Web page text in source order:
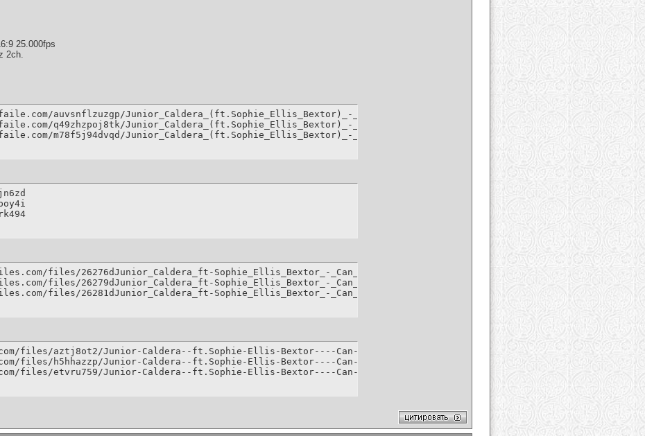
25.000fps
2ch.
auvsnflzuzgp/Junior_Caldera_(ft.Sophie_Ellis_Bextor)_-_Can't_Fight_This_Feeling_(2011)_HDTV.part1.rar.html
q49zhzpoj8tk/Junior_Caldera_(ft.Sophie_Ellis_Bextor)_-_Can't_Fight_This_Feeling_(2011)_HDTV.part2.rar.html
m78f5j94dvqd/Junior_Caldera_(ft.Sophie_Ellis_Bextor)_-_Can't_Fight_This_Feeling_(2011)_HDTV.part3.rar.html
files/26276dJunior_Caldera_ft-Sophie_Ellis_Bextor_-_Can_t_Fight_This_Feeling_2011_HDTV-part1-rar
files/26279dJunior_Caldera_ft-Sophie_Ellis_Bextor_-_Can_t_Fight_This_Feeling_2011_HDTV-part2-rar
files/26281dJunior_Caldera_ft-Sophie_Ellis_Bextor_-_Can_t_Fight_This_Feeling_2011_HDTV-part3-rar
files/aztj8ot2/Junior-Caldera--ft.Sophie-Ellis-Bextor----Can-t-Fight-This-Feeling--2011--HDTV.part1.rar.html
files/h5hhazzp/Junior-Caldera--ft.Sophie-Ellis-Bextor----Can-t-Fight-This-Feeling--2011--HDTV.part2.rar.html
files/etvru759/Junior-Caldera--ft.Sophie-Ellis-Bextor----Can-t-Fight-This-Feeling--2011--HDTV.part3.rar.html